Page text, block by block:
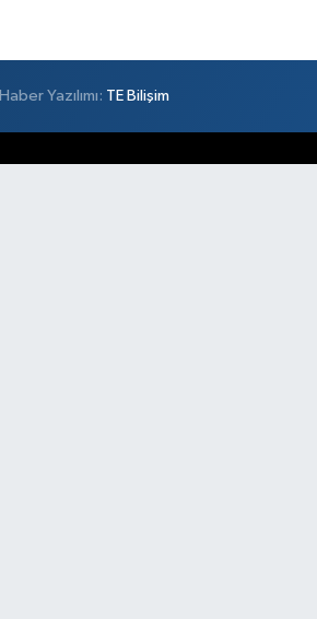
Haber Yazılımı: TE Bilişim